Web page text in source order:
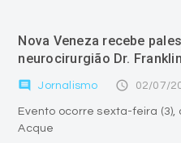
Nova Veneza recebe
neurocirurgião Dr.
comment Jornalismo access_time 02/07/
Evento ocorre sexta-feira (3),
Acque